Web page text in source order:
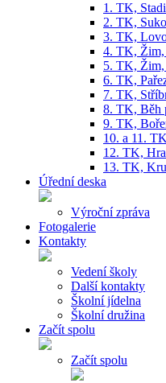
1. TK,
2. TK,
3. TK,
4. TK, Žim,
5. TK, Žim,
6. TK,
7. TK,
8. TK, Běh
9. TK,
10. a 11.
12. TK,
13. TK,
Úřední deska
Výroční zpráva
Fotogalerie
Kontakty
Vedení školy
Další kontakty
Školní jídelna
Školní družina
Začít spolu
Začít spolu